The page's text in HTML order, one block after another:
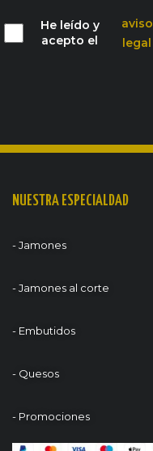
He leído y
acepto el
aviso
legal
NUESTRA ESPECIALDAD
- Jamones
- Jamones al corte
- Embutidos
- Quesos
- Promociones